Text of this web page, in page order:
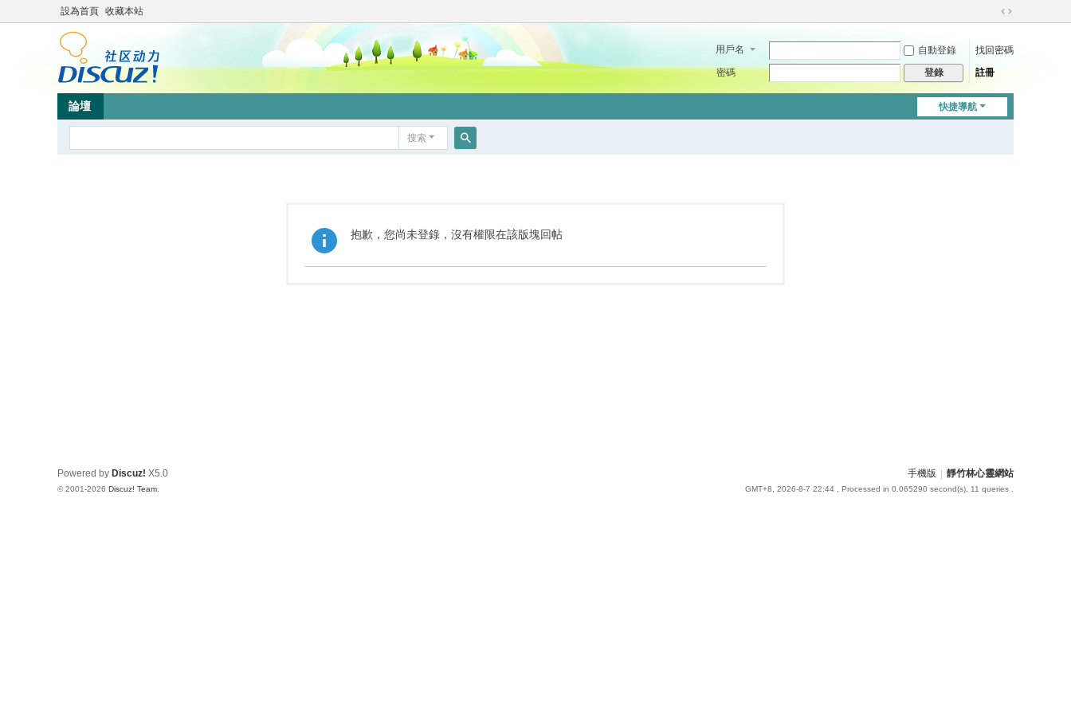
設為首頁 收藏本站
切
到
用戶名 自動登錄
找回密碼
密碼
登錄 註冊
快捷導航
論壇
搜索
抱歉，您尚未登錄，沒有權限在該版塊回帖
手機版 靜竹林心靈網站
GMT+8, 2026-8-7 22:44 , Processed in 0.065290 second(s), 11 queries .
Powered by Discuz! X5.0
© 2001-2026 Discuz! Team